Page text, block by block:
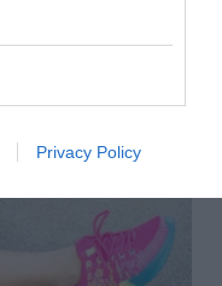
Privacy Policy